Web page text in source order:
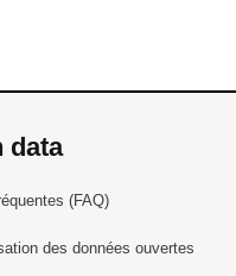
data
(FAQ)
des données ouvertes